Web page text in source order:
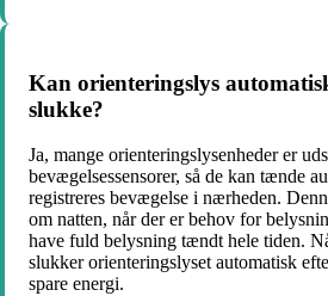
Kan orienteringslys
slukke?
Ja, mange orienteringslysenheder er
bevægelsessensorer, så de kan tænde
registreres bevægelse i nærheden.
om natten, når der er behov for
have fuld belysning tændt hele tiden.
slukker orienteringslyset automatisk
spare energi.